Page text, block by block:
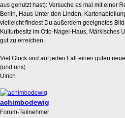
aus genutzt hast): Versuche es mal mit einer
Berlin, Haus Unter den Linden,
vielleicht findest Du außerdem geeignetes
Kulturbesitz im Otto-Nagel-Haus, Märkisches
gut zu erreichen.
Viel Glück und auf jeden Fall einen guten
(und uns)
Ulrich
achimbodewig
Forum-Teilnehmer